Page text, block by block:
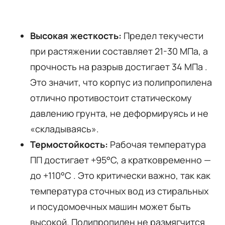
Высокая жесткость: Предел текучести
при растяжении составляет 21-30 МПа, а
прочность на разрыв достигает 34 МПа .
Это значит, что корпус из полипропилена
отлично противостоит статическому
давлению грунта, не деформируясь и не
«складываясь».
Термостойкость: Рабочая температура
ПП достигает +95°C, а кратковременно —
до +110°C . Это критически важно, так как
температура сточных вод из стиральных
и посудомоечных машин может быть
высокой. Полипропилен не размягчится